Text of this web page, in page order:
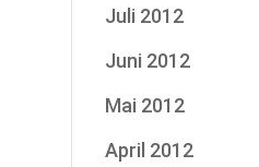
Juli 2012
Juni 2012
Mai 2012
April 2012